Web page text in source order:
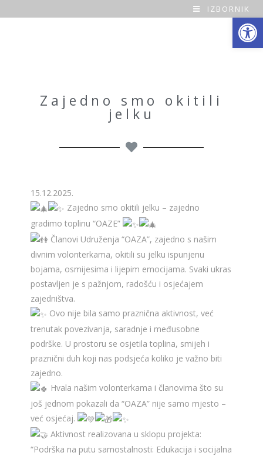
Open toolbar
O
IZBORNIK
Zajedno smo okitili
jelku
15.12.2025.
Zajedno smo okitili jelku – zajedno
gradimo toplinu “OAZE”
Članovi Udruženja “OAZA”, zajedno s našim
divnim volonterkama, okitili su jelku ispunjenu
bojama, osmijesima i lijepim emocijama. Svaki ukras
postavljen je s pažnjom, radošću i osjećajem
zajedništva.
Ovo nije bila samo praznična aktivnost, već
trenutak povezivanja, saradnje i međusobne
podrške. U prostoru se osjetila toplina, smijeh i
praznični duh koji nas podsjeća koliko je važno biti
zajedno.
Hvala našim volonterkama i članovima što su
još jednom pokazali da “OAZA” nije samo mjesto –
već osjećaj.
Aktivnost realizovana u sklopu projekta:
“Podrška na putu samostalnosti: Edukacija i socijalna